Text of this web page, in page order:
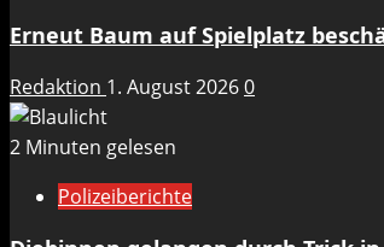
Erneut Baum auf Spielplatz
Redaktion 1. August 20260
2 Minuten gelesen
Polizeiberichte